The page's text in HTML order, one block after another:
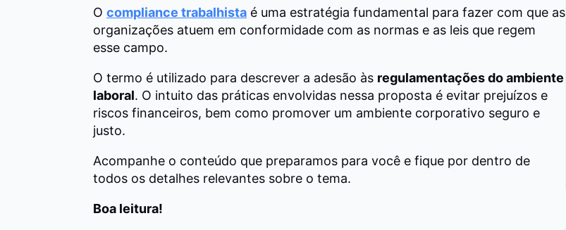
O compliance trabalhista é uma estratégia fundamental para fazer com que as
organizações atuem em conformidade com as normas e as leis que regem
esse campo.
O termo é utilizado para descrever a adesão às regulamentações do ambiente
laboral. O intuito das práticas envolvidas nessa proposta é evitar prejuízos e
riscos financeiros, bem como promover um ambiente corporativo seguro e
justo.
Acompanhe o conteúdo que preparamos para você e fique por dentro de
todos os detalhes relevantes sobre o tema.
Boa leitura!